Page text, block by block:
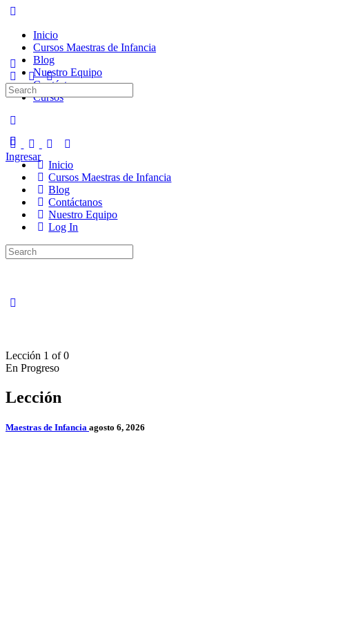
Inicio
Cursos Maestras de Infancia
Blog
Nuestro Equipo
Contáctanos
Cursos
Ingresar
Search
for:
Inicio
Cursos Maestras de Infancia
Blog
Contáctanos
Nuestro Equipo
Log In
Search
for:
Lección 1 of 0
En Progreso
Lección
Maestras de Infancia agosto 6, 2026